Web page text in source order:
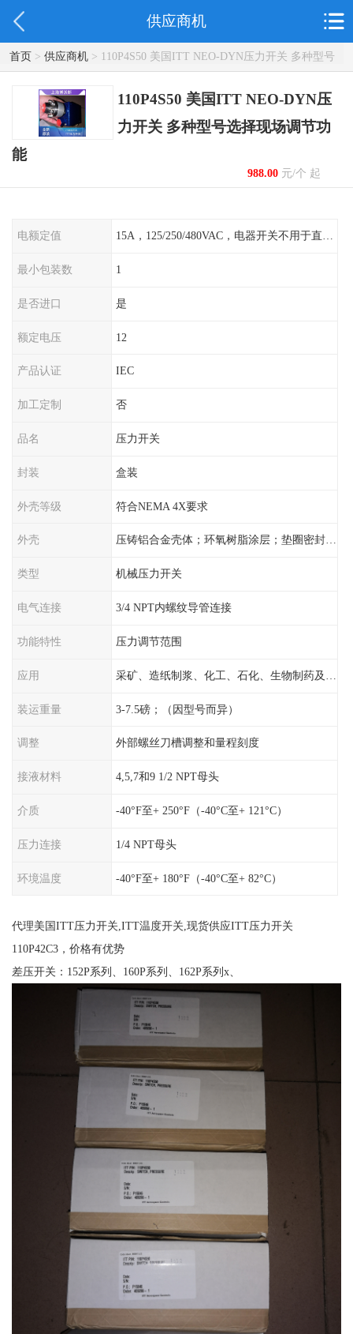
供应商机
首页> 供应商机> 110P4S50 美国ITT NEO-DYN压力开关 多种型号
选择现场调节功能
110P4S50 美国ITT NEO-DYN压
力开关 多种型号选择现场调节功
能
988.00元/个 起
电额定值
最小包装数 1
是否进口 是
额定电压 12
产品认证 IEC
加工定制 否
品名 压力开关
封装 盒装
外壳等级 符合NEMA 4X要求
外壳 压铸铝合金壳体；环氧树脂涂层；垫圈密封；卡紧螺丝
类型 机械压力开关
电气连接 3/4 NPT内螺纹导管连接
功能特性 压力调节范围
应用
装运重量 3-7.5磅；（因型号而异）
调整 外部螺丝刀槽调整和量程刻度
接液材料 4,5,7和9 1/2 NPT母头
介质 -40°F至+ 250°F（-40°C至+ 121°C）
压力连接 1/4 NPT母头
环境温度 -40°F至+ 180°F（-40°C至+ 82°C）
代理美国ITT压力开关,ITT温度开关,现货供应ITT压力开关
110P42C3，价格有优势
差压开关：152P系列、160P系列、162P系列x、